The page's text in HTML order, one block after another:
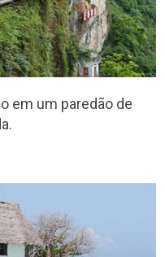
em um paredão de